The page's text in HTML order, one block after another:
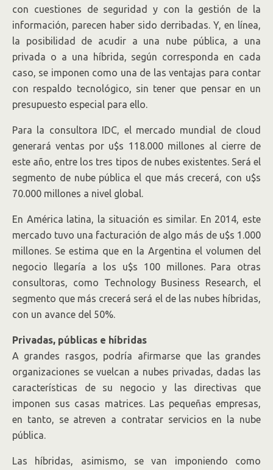
con cuestiones de seguridad y con la gestión de la
información, parecen haber sido derribadas. Y, en línea,
la posibilidad de acudir a una nube pública, a una
privada o a una híbrida, según corresponda en cada
caso, se imponen como una de las ventajas para contar
con respaldo tecnológico, sin tener que pensar en un
presupuesto especial para ello.
Para la consultora IDC, el mercado mundial de cloud
generará ventas por u$s 118.000 millones al cierre de
este año, entre los tres tipos de nubes existentes. Será el
segmento de nube pública el que más crecerá, con u$s
70.000 millones a nivel global.
En América latina, la situación es similar. En 2014, este
mercado tuvo una facturación de algo más de u$s 1.000
millones. Se estima que en la Argentina el volumen del
negocio llegaría a los u$s 100 millones. Para otras
consultoras, como Technology Business Research, el
segmento que más crecerá será el de las nubes híbridas,
con un avance del 50%.
Privadas, públicas e híbridas
A grandes rasgos, podría afirmarse que las grandes
organizaciones se vuelcan a nubes privadas, dadas las
características de su negocio y las directivas que
imponen sus casas matrices. Las pequeñas empresas,
en tanto, se atreven a contratar servicios en la nube
pública.
Las híbridas, asimismo, se van imponiendo como